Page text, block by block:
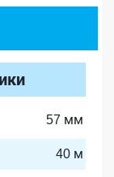
57 мм
40 м